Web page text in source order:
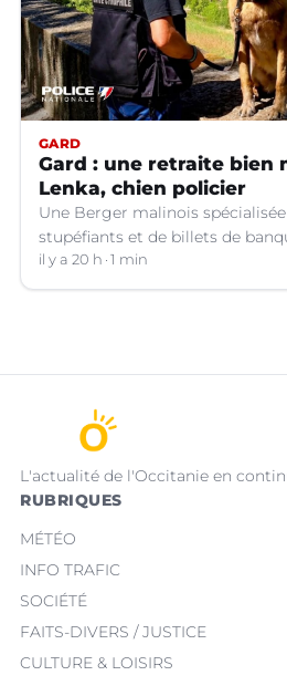
GARD
Gard : une retraite bien
Lenka, chien policier
Une Berger malinois
stupéfiants et de billets de
il y a 20 h 1 min
L'actualité de l'Occitanie en
RUBRIQUES
MÉTÉO
INFO TRAFIC
SOCIÉTÉ
FAITS-DIVERS / JUSTICE
CULTURE & LOISIRS